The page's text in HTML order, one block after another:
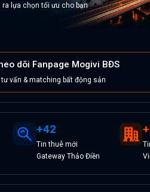
ra lựa chọn tối ưu cho bạn
dõi Fanpage Mogivi BĐS
tư vấn & matching bất động sản
+42
Tinthuê mới
Gateway Thảo Điền
+